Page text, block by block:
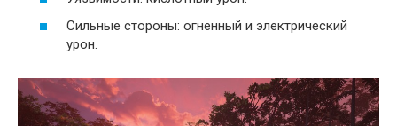
Сильные стороны: огненный и электрический
урон.